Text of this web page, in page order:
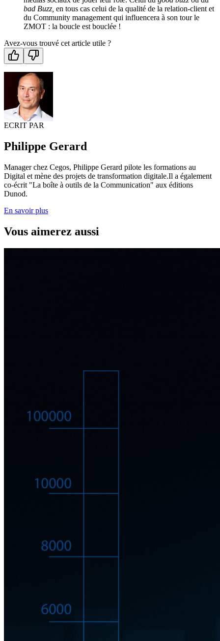
bad Buzz, en tous cas celui de la qualité de la relation-client et
du Community management qui influencera à son tour le
ZMOT : la boucle est bouclée !
Avez-vous trouvé cet article utile ?
ECRIT PAR
Philippe Gerard
Manager chez Cegos, Philippe Gerard pilote les formations au
Digital et mène des projets de transformation digitale.Il a également
co-écrit "La boîte à outils de la Communication" aux éditions
Dunod.
En savoir plus
Vous aimerez aussi